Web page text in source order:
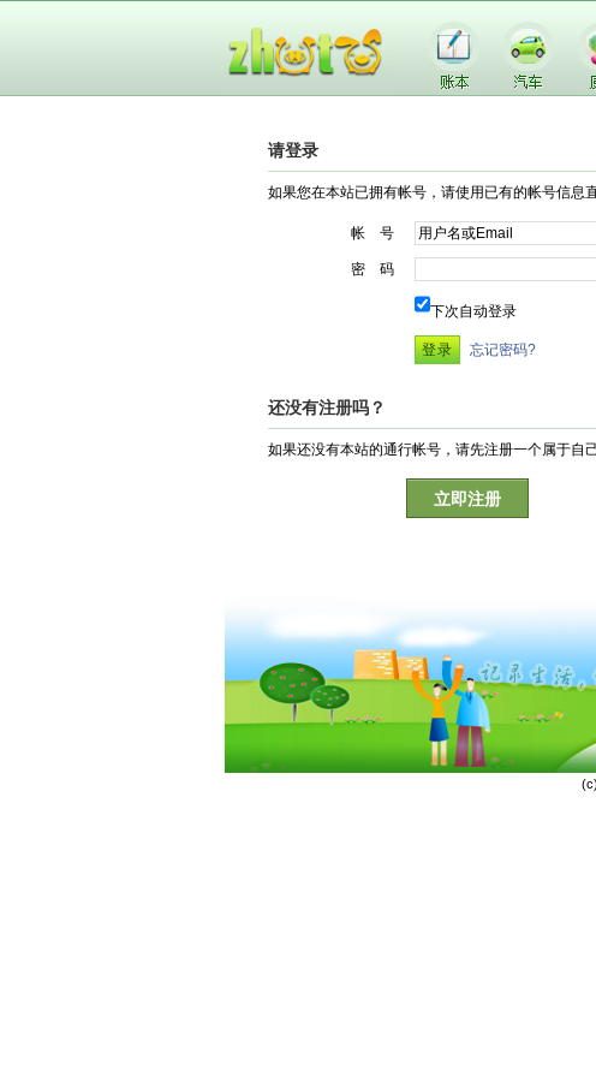
请登录
如果您在本站已拥有帐号，请使用已有的帐号信息
帐 号
密 码
下次自动登录
忘记密码?
还没有注册吗？
如果还没有本站的通行帐号，请先注册一个属于自
立即注册